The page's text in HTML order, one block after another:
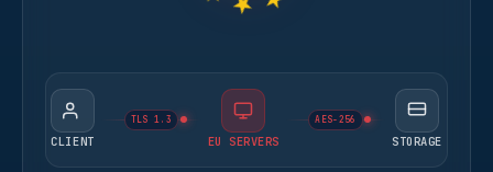
CLIENT
TLS 1.3
EU SERVERS
AES-256
STORAGE